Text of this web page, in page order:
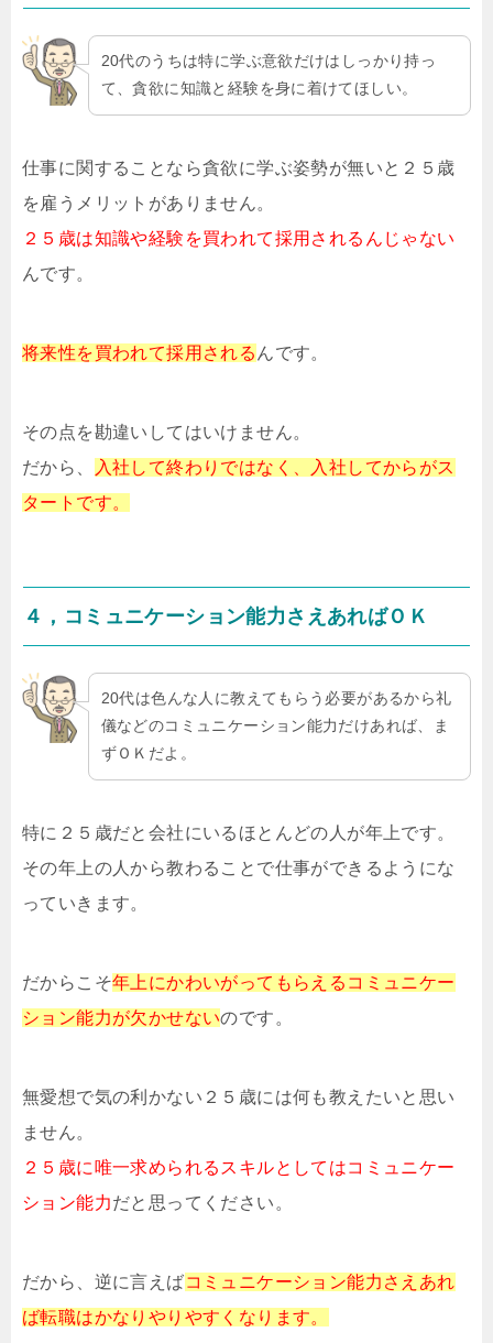
20代のうちは特に学ぶ意欲だけはしっかり持っ
て、貪欲に知識と経験を身に着けてほしい。
仕事に関することなら貪欲に学ぶ姿勢が無いと２５歳
を雇うメリットがありません。
２５歳は知識や経験を買われて採用されるんじゃない
んです。
将来性を買われて採用される んです。
その点を勘違いしてはいけません。
だから、
入社して終わりではなく、入社してからがス
タートです。
４，コミュニケーション能力さえあればＯＫ
20代は色んな人に教えてもらう必要があるから礼
儀などのコミュニケーション能力だけあれば、ま
ずＯＫだよ。
特に２５歳だと会社にいるほとんどの人が年上です。
その年上の人から教わることで仕事ができるようにな
っていきます。
だからこそ年上にかわいがってもらえるコミュニケー
ション能力が欠かせないのです。
無愛想で気の利かない２５歳には何も教えたいと思い
ません。
２５歳に唯一求められるスキルとしてはコミュニケー
ション能力だと思ってください。
だから、逆に言えばコミュニケーション能力さえあれ
ば転職はかなりやりやすくなります。